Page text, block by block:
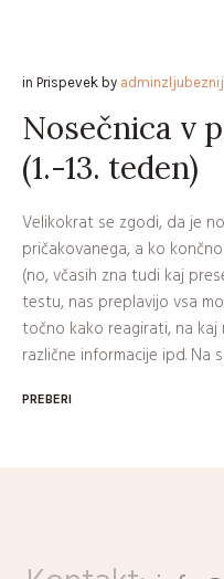
in Prispevek by
Nosečnica v
(1.-13. teden)
Velikokrat se zgodi, da je
pričakovanega, a ko
(no, včasih zna tudi kaj
testu, nas preplavijo vsa
točno kako reagirati, na
različne informacije ipd. Na
PREBERI